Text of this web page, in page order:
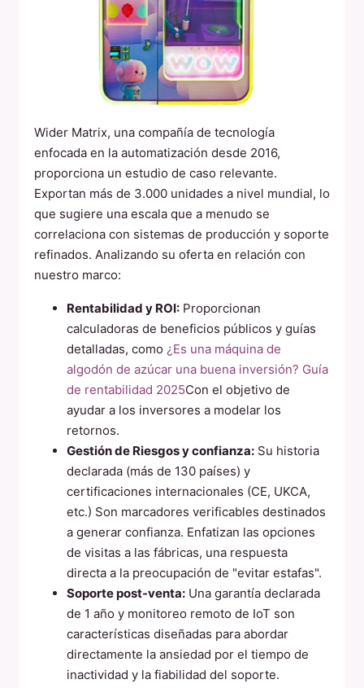
Wider Matrix, una compañía de tecnología
enfocada en la automatización desde 2016,
proporciona un estudio de caso relevante.
Exportan más de 3.000 unidades a nivel mundial, lo
que sugiere una escala que a menudo se
correlaciona con sistemas de producción y soporte
refinados. Analizando su oferta en relación con
nuestro marco:
Rentabilidad y ROI: Proporcionan
calculadoras de beneficios públicos y guías
detalladas, como ¿Es una máquina de
algodón de azúcar una buena inversión? Guía
de rentabilidad 2025Con el objetivo de
ayudar a los inversores a modelar los
retornos.
Gestión de Riesgos y confianza: Su historia
declarada (más de 130 países) y
certificaciones internacionales (CE, UKCA,
etc.) Son marcadores verificables destinados
a generar confianza. Enfatizan las opciones
de visitas a las fábricas, una respuesta
directa a la preocupación de "evitar estafas".
Soporte post-venta: Una garantía declarada
de 1 año y monitoreo remoto de IoT son
características diseñadas para abordar
directamente la ansiedad por el tiempo de
inactividad y la fiabilidad del soporte.